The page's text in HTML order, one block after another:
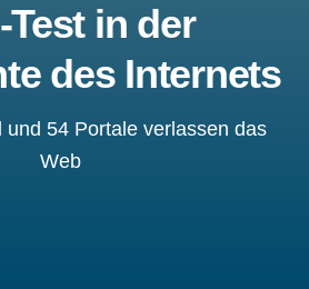
Test in der
des Internets
und 54 Portale verlassen das
Web